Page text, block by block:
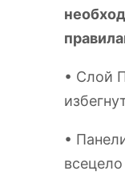
• Слой
•